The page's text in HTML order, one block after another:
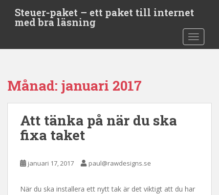
t
Steuer-paket – ett paket till internet
med bra läsning
Månad: januari 2017
Att tänka på när du ska
fixa taket
januari 17, 2017 paul@rawdesigns.se
När du ska installera ett nytt tak är det viktigt att du har